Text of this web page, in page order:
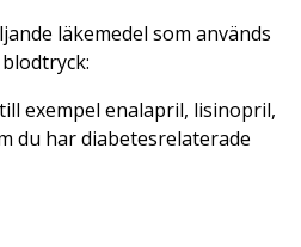
läkemedel som används
exempel enalapril, lisinopril,
du har diabetesrelaterade